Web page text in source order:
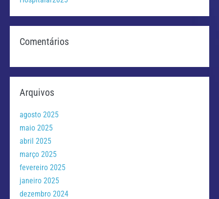
Comentários
Arquivos
agosto 2025
maio 2025
abril 2025
março 2025
fevereiro 2025
janeiro 2025
dezembro 2024